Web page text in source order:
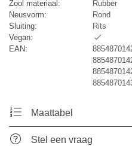
Zool materiaal:
Rubber
Neusvorm:
Rond
Sluiting:
Rits
Vegan:
EAN:
Maattabel
Stel een vraag